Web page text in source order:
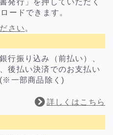
発行」を押していただく
ードできます。
さい 。
行振り込み（前払い）、
後払い決済でのお支払い
一部商品除く)
詳しくはこちら